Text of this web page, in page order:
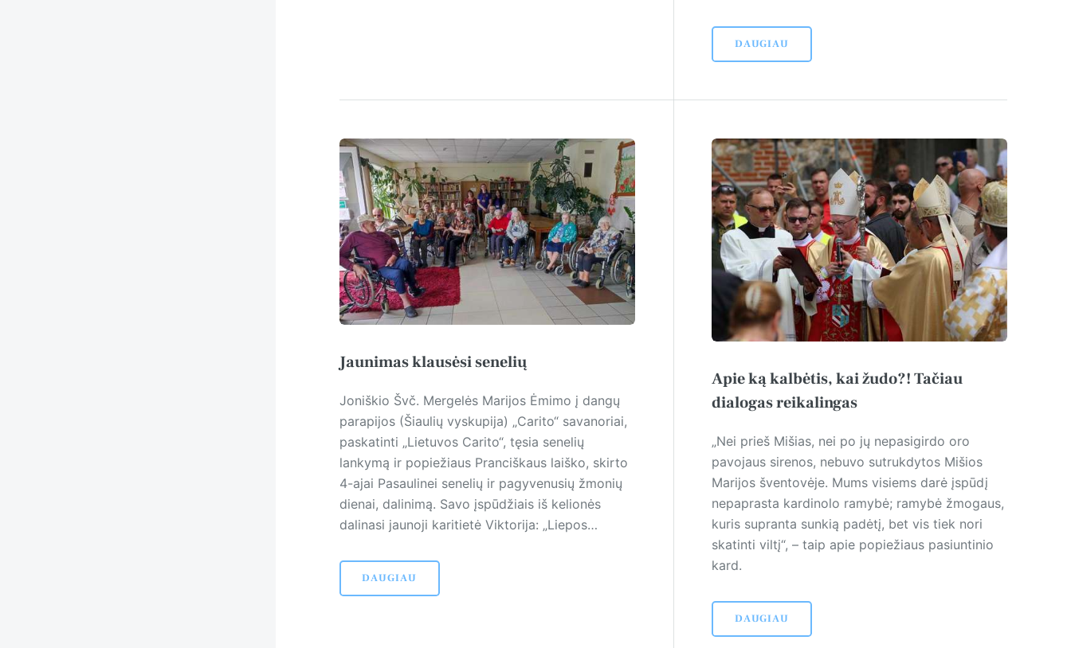
DAUGIAU
Jaunimas klausėsi senelių
Joniškio Švč. Mergelės Marijos Ėmimo į dangų
parapijos (Šiaulių vyskupija) „Carito“ savanoriai,
paskatinti „Lietuvos Carito“, tęsia senelių
lankymą ir popiežiaus Pranciškaus laiško, skirto
4-ajai Pasaulinei senelių ir pagyvenusių žmonių
dienai, dalinimą. Savo įspūdžiais iš kelionės
dalinasi jaunoji karitietė Viktorija: „Liepos…
DAUGIAU
Apie ką kalbėtis, kai žudo?! Tačiau
dialogas reikalingas
„Nei prieš Mišias, nei po jų nepasigirdo oro
pavojaus sirenos, nebuvo sutrukdytos Mišios
Marijos šventovėje. Mums visiems darė įspūdį
nepaprasta kardinolo ramybė; ramybė žmogaus,
kuris supranta sunkią padėtį, bet vis tiek nori
skatinti viltį“, – taip apie popiežiaus pasiuntinio
kard.
DAUGIAU